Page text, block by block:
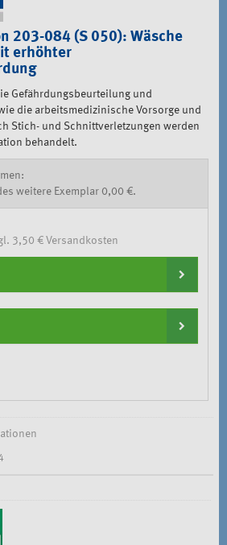
203-084 (S 050): Wäsche
erhöhter
Gefährdungsbeurteilung und
die arbeitsmedizinische Vorsorge und
Stich- und Schnittverletzungen werden
behandelt.
weitere Exemplar 0,00 €.
3,50 € Versandkosten